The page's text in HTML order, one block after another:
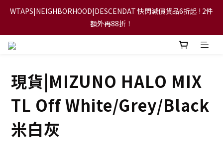
【FLASH SALE 兩件指定現貨產品即享88折】
WTAPS|NEIGHBORHOOD|DESCENDAT 快閃減價貨品6折起 ! 2件
額外再88折！
【立即加入會員，每次消費將可獲禮金回贈下一次使用！】
【FLASH SALE 兩件指定現貨產品即享88折】
現貨|MIZUNO HALO MIX
TL Off White/Grey/Black
米白灰